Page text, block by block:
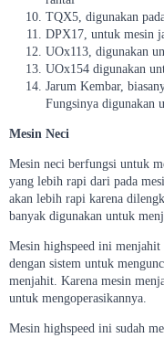
TQX5, digunakan
DPX17, untuk mesin
UOx113, digunakan
UOx154 digunakan
Jarum Kembar,
Fungsinya digunakan
Mesin Neci
Mesin neci berfungsi untuk
yang lebih rapi dari pada
akan lebih rapi karena
banyak digunakan untuk
Mesin highspeed ini
dengan sistem untuk
menjahit. Karena mesin
untuk mengoperasikannya.
Mesin highspeed ini sudah